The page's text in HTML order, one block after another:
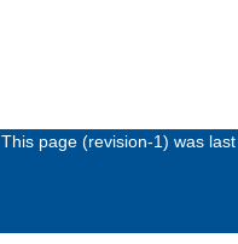
This page (revision-1) was